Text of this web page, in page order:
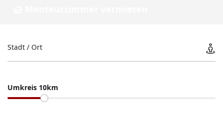
Stadt / Ort
Umkreis 10km